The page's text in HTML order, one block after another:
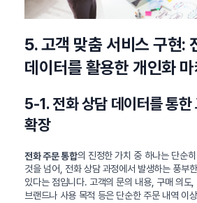
5. 고객 맞춤 서비스 구현:
데이터를 활용한 개인화
5-1. 전화 상담 데이터를 통한
확장
전화 주문 통합의 진정한 가치 중 하나는 단순
것을 넘어, 전화 상담 과정에서 발생하는 풍부
있다는 점입니다. 고객의 문의 내용, 구매 의도
브랜드나 사용 목적 등은 단순한 주문 내역 이